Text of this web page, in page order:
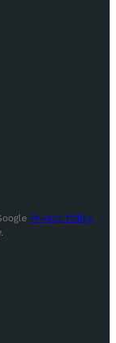
Privacy Policy